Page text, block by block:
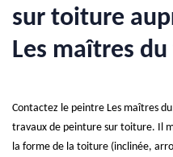
sur toiture
Les maîtres
Contactez le peintre Les maîtres
travaux de peinture sur toiture. Il
la forme de la toiture (inclinée,